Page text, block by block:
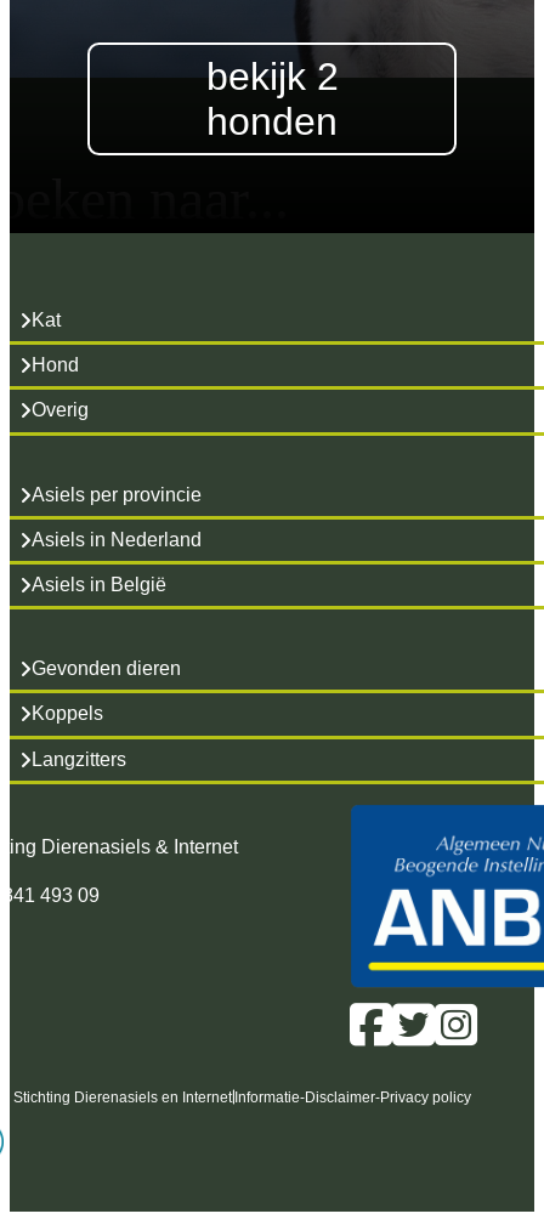
bekijk 2
honden
Kat
Hond
Overig
Asiels per provincie
Asiels in Nederland
Asiels in België
Gevonden dieren
Koppels
Langzitters
Dierenasiels & Internet
493 09
Stichting Dierenasiels en Internet Informatie-Disclaimer-Privacy policy